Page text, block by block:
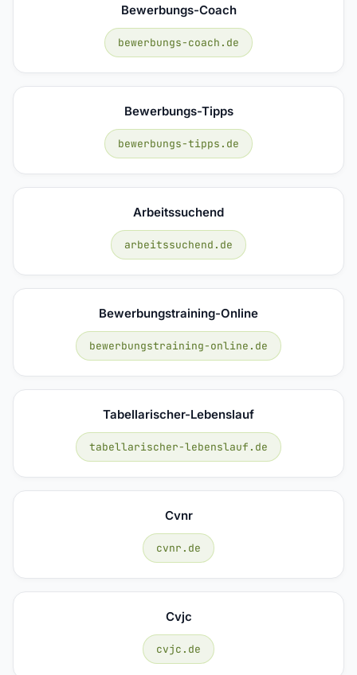
Bewerbungs-Coach
bewerbungs-coach.de
Bewerbungs-Tipps
bewerbungs-tipps.de
Arbeitssuchend
arbeitssuchend.de
Bewerbungstraining-Online
bewerbungstraining-online.de
Tabellarischer-Lebenslauf
tabellarischer-lebenslauf.de
Cvnr
cvnr.de
Cvjc
cvjc.de